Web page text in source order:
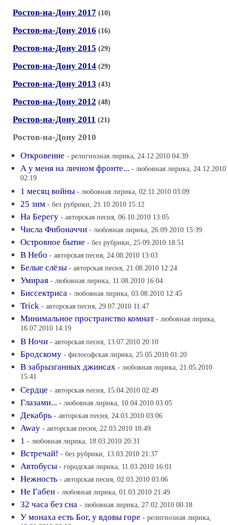
Ростов-на-Дону 2017 (10)
Ростов-на-Дону 2016 (16)
Ростов-на-Дону 2015 (29)
Ростов-на-Дону 2014 (29)
Ростов-на-Дону 2013 (43)
Ростов-на-Дону 2012 (48)
Ростов-на-Дону 2011 (21)
Ростов-на-Дону 2010
Откровение - религиозная лирика, 24.12.2010 04:39
А у меня на личном фронте... - любовная лирика, 24.12.2010
02:19
1 месяц войны - любовная лирика, 02.11.2010 03:09
25 зим - без рубрики, 21.10.2010 15:12
На Берегу - авторская песня, 06.10.2010 13:05
Числа Фибоначчи - любовная лирика, 26.09.2010 15:39
Островное бытие - без рубрики, 25.09.2010 18:51
В Небо - авторская песня, 24.08.2010 13:03
Белые слёзы - авторская песня, 21.08.2010 12:24
Умирая - любовная лирика, 11.08.2010 16:04
Биссектриса - любовная лирика, 03.08.2010 12:45
Trick - авторская песня, 29.07.2010 11:47
Минимальное пространство комнат - любовная лирика,
16.07.2010 14:19
В Ночи - авторская песня, 13.07.2010 20:10
Бродскому - философская лирика, 25.05.2010 01:20
В забрызганных джинсах - любовная лирика, 21.05.2010
15:41
Сердце - авторская песня, 15.04.2010 02:49
Глазами... - любовная лирика, 10.04.2010 03:05
Декабрь - авторская песня, 24.03.2010 03:06
Away - авторская песня, 22.03.2010 18:49
1 - любовная лирика, 18.03.2010 20:31
Встречай! - без рубрики, 13.03.2010 21:37
Автобусы - городская лирика, 11.03.2010 16:01
Нежность - авторская песня, 02.03.2010 03:06
Не Габен - любовная лирика, 01.03.2010 21:49
32 часа без сна - любовная лирика, 27.02.2010 00:18
У монаха есть Бог, у вдовы горе - религиозная лирика,